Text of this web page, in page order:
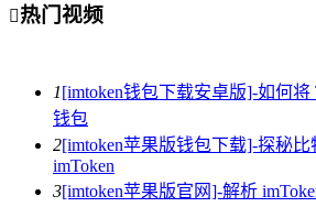
热门视频
1[imtoken钱包下载安卓版]-如何将
钱包
2[imtoken苹果版钱包下载]-探秘
imToken
3[imtoken苹果版官网]-解析